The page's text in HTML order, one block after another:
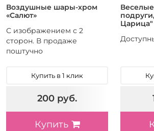
Воздушные шары-хром
«Салют»
С изображением с 2
сторон. В продаже
поштучно
Купить в 1 клик
200 руб.
Купить
Царица"